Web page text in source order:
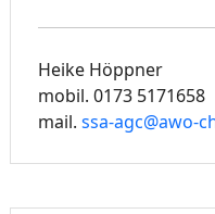
Heike Höppner
mobil. 0173 5171658
mail.ssa-agc@awo-